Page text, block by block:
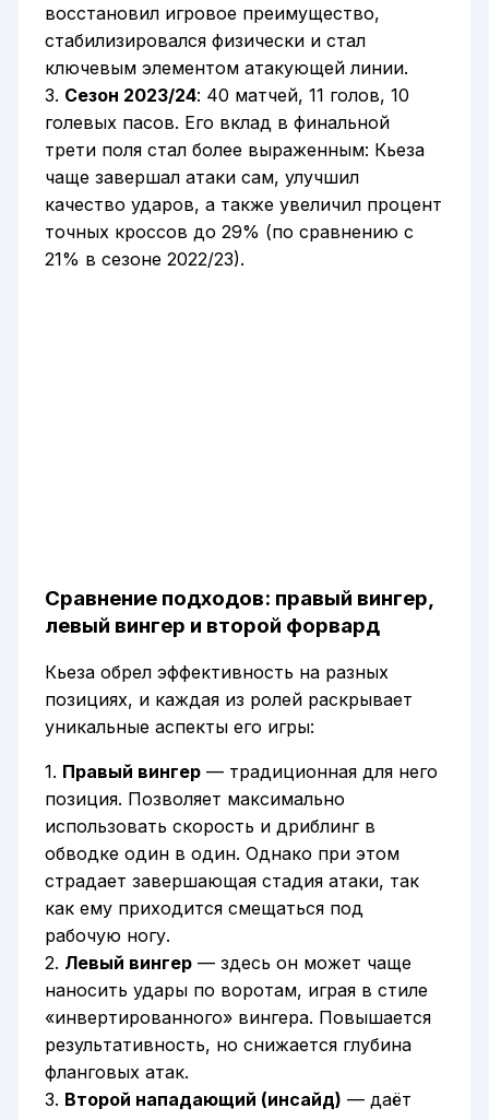
восстановил игровое преимущество,
стабилизировался физически и стал
ключевым элементом атакующей линии.
3. Сезон 2023/24: 40 матчей, 11 голов, 10
голевых пасов. Его вклад в финальной
трети поля стал более выраженным: Кьеза
чаще завершал атаки сам, улучшил
качество ударов, а также увеличил процент
точных кроссов до 29% (по сравнению с
21% в сезоне 2022/23).
Сравнение подходов: правый вингер,
левый вингер и второй форвард
Кьеза обрел эффективность на разных
позициях, и каждая из ролей раскрывает
уникальные аспекты его игры:
1. Правый вингер— традиционная для него
позиция. Позволяет максимально
использовать скорость и дриблинг в
обводке один в один. Однако при этом
страдает завершающая стадия атаки, так
как ему приходится смещаться под
рабочую ногу.
2. Левый вингер— здесь он может чаще
наносить удары по воротам, играя в стиле
«инвертированного» вингера. Повышается
результативность, но снижается глубина
фланговых атак.
3. Второй нападающий (инсайд) — даёт